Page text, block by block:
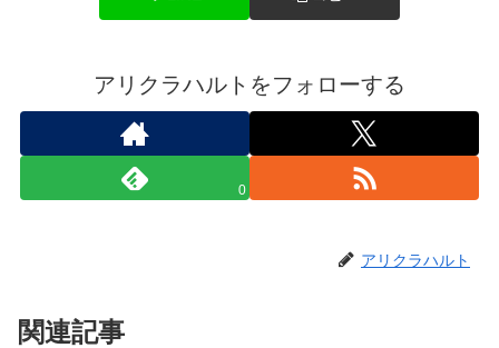
アリクラハルトをフォローする
0
アリクラハルト
関連記事